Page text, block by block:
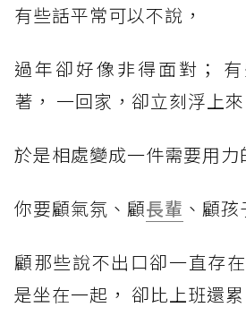
有些話平常可以不說，
過年卻好像非得面對；
著， 一回家，卻立刻浮上來
於是相處變成一件需要用力
你要顧氣氛、顧長輩 、顧孩
顧那些說不出口卻一直存
是坐在一起， 卻比上班還累